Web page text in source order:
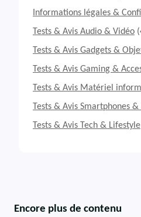
Informations légales &
Tests & Avis Audio & Vidéo
Tests & Avis Gadgets &
Tests & Avis Gaming &
Tests & Avis Matériel
Tests & Avis Smartphones
Tests & Avis Tech & Lifestyle
Encore plus de contenu